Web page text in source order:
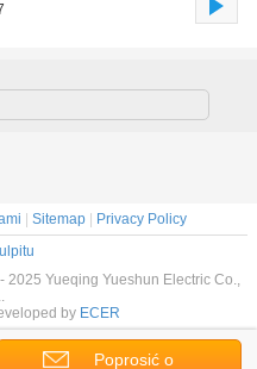
Poprosić o
Sitemap
Privacy Policy
Yueqing Yueshun Electric Co.,
by ECER